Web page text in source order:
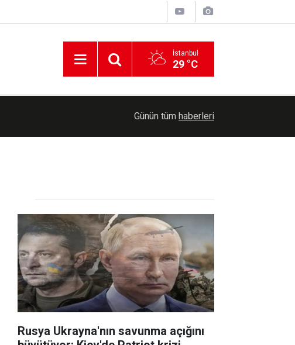
İstanbul
29 °C
Küba'da elektrik krizi derinleşiyor: Talebin
Günün tüm haberleri
Rusya Ukrayna'nın savunma açığını